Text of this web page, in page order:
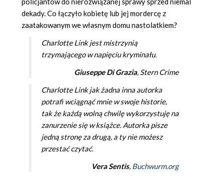
dekady. Co łączyło kobietę lub jej mordercę z
zaatakowanym we własnym domu nastolatkiem?
Charlotte Link jest mistrzynią
trzymającego w napięciu kryminału.
Giuseppe Di Grazia, Stern Crime
Charlotte Link jak żadna inna autorka
potrafi wciągnąć mnie w swoje historie,
tak że każdą wolną chwilę wykorzystuję na
zanurzenie się w książce. Autorka pisze
jedną stronę za drugą, a ty nie możesz
przestać czytać.
Vera Sentis, Buchwurm.org